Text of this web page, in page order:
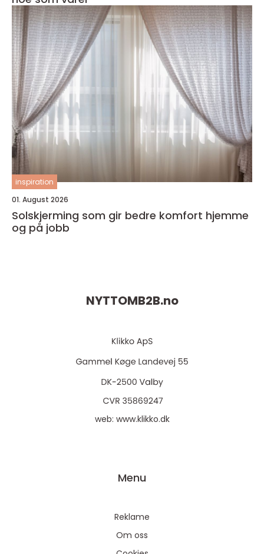
inspiration
01. August 2026
Solskjerming som gir bedre komfort hjemme
og på jobb
NYTTOMB2B.no
web: www.klikko.dk
Menu
Reklame
Om oss